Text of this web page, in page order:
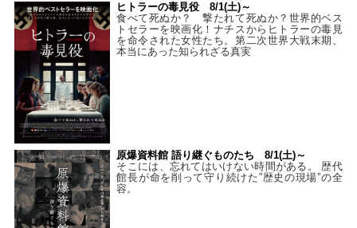
ヒトラーの毒見役 8/1(土)～
食べて死ぬか？ 撃たれて死ぬか？世界的ベス
トセラーを映画化！ナチスからヒトラーの毒見
を命令された女性たち。第二次世界大戦末期、
本当にあった知られざる真実
原爆資料館 語り継ぐものたち 8/1(土)～
そこには、忘れてはいけない時間がある。 歴代
館長が命を削って守り続けた”歴史の現場”の全
容。